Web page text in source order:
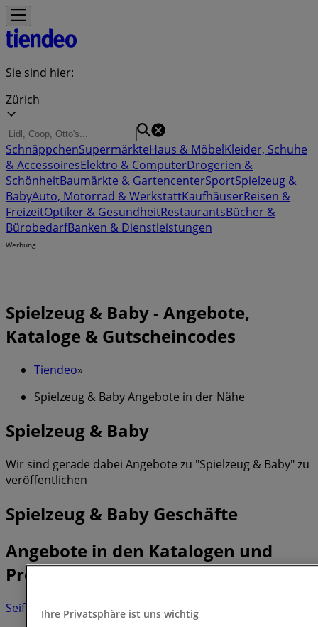
Sie sind hier:
Zürich
SchnäppchenSupermärkteHaus & MöbelKleider, Schuhe
& AccessoiresElektro & ComputerDrogerien &
SchönheitBaumärkte & GartencenterSportSpielzeug &
BabyAuto, Motorrad & WerkstattKaufhäuserReisen &
FreizeitOptiker & GesundheitRestaurantsBücher &
BürobedarfBanken & Dienstleistungen
Werbung
Spielzeug & Baby - Angebote,
Kataloge & Gutscheincodes
Tiendeo»
Spielzeug & Baby Angebote in der Nähe
Spielzeug & Baby
Wir sind gerade dabei Angebote zu "Spielzeug & Baby" zu
veröffentlichen
Spielzeug & Baby Geschäfte
Angebote in den Katalogen und
Prospekten der Geschäfte ansehen
Seifenblasen Tischlampe Farbentferner
Ihre Privatsphäre ist uns wichtig